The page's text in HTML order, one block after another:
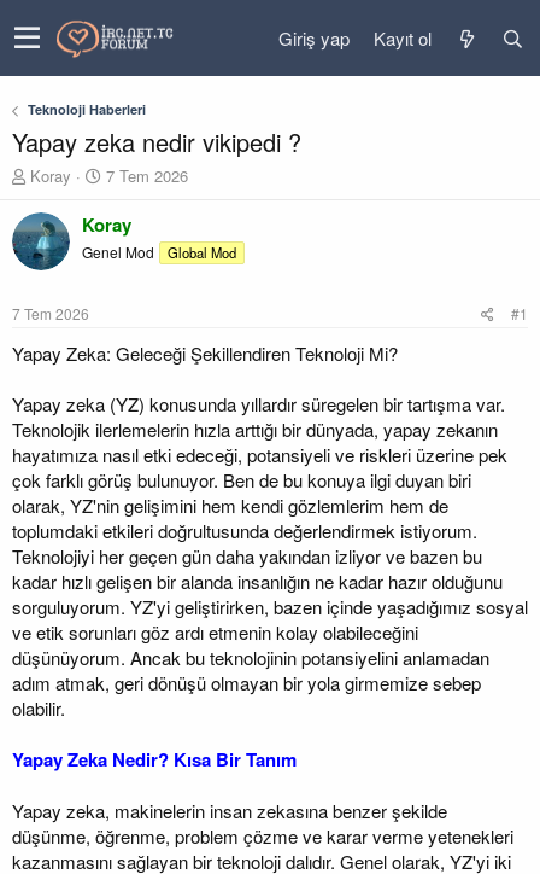
Giriş yap Kayıt ol
Teknoloji Haberleri
Yapay zeka nedir vikipedi ?
K
n
u
y
b
a
ş
t
a
n
Koray
B
ş
l
a
ç
i
h
i
7 Tem 2026
Koray
Genel Mod Global Mod
7 Tem 2026 #1
Yapay Zeka: Geleceği Şekillendiren Teknoloji Mi?
Yapay zeka (YZ) konusunda yıllardır süregelen bir tartışma var.
Teknolojik ilerlemelerin hızla arttığı bir dünyada, yapay zekanın
hayatımıza nasıl etki edeceği, potansiyeli ve riskleri üzerine pek
çok farklı görüş bulunuyor. Ben de bu konuya ilgi duyan biri
olarak, YZ'nin gelişimini hem kendi gözlemlerim hem de
toplumdaki etkileri doğrultusunda değerlendirmek istiyorum.
Teknolojiyi her geçen gün daha yakından izliyor ve bazen bu
kadar hızlı gelişen bir alanda insanlığın ne kadar hazır olduğunu
sorguluyorum. YZ'yi geliştirirken, bazen içinde yaşadığımız sosyal
ve etik sorunları göz ardı etmenin kolay olabileceğini
düşünüyorum. Ancak bu teknolojinin potansiyelini anlamadan
adım atmak, geri dönüşü olmayan bir yola girmemize sebep
olabilir.
Yapay Zeka Nedir? Kısa Bir Tanım
Yapay zeka, makinelerin insan zekasına benzer şekilde
düşünme, öğrenme, problem çözme ve karar verme yetenekleri
kazanmasını sağlayan bir teknoloji dalıdır. Genel olarak, YZ'yi iki